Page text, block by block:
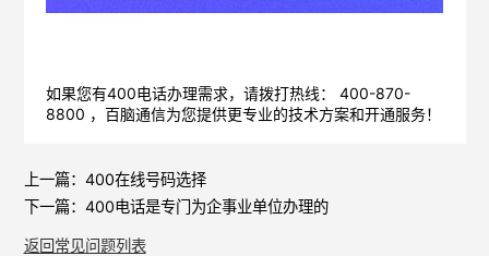
如果您有400电话办理需求，请拨打热线： 400-870-
8800 ，百脑通信为您提供更专业的技术方案和开通服务！
上一篇： 400在线号码选择
下一篇： 400电话是专门为企事业单位办理的
返回常见问题列表